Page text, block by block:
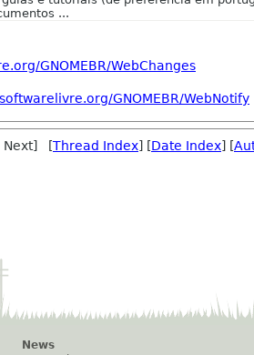
...
GNOMEBR/WebChanges
GNOMEBR/WebNotify
Next] [Thread Index] [Date Index] [
News